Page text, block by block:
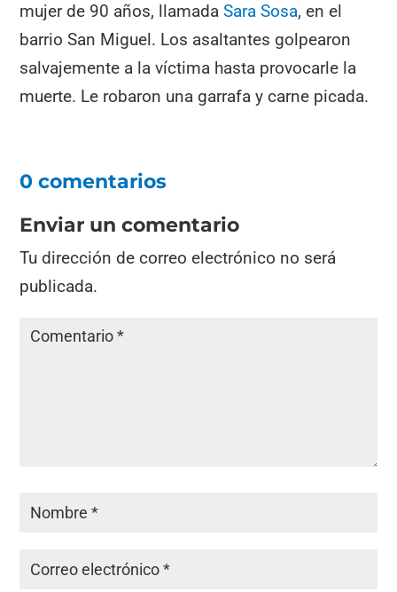
mujer de 90 años, llamadaSara Sosa, en el
barrio San Miguel. Los asaltantes golpearon
salvajemente a la víctima hasta provocarle la
muerte. Le robaron una garrafa y carne picada.
0 comentarios
Enviar un comentario
Tu dirección de correo electrónico no será
publicada.